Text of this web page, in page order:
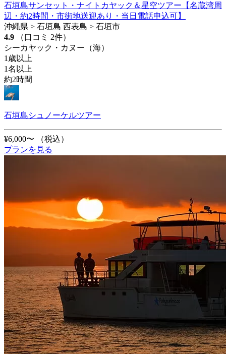
石垣島サンセット・ナイトカヤック＆星空ツアー【名蔵湾周
辺・約2時間・市街地送迎あり・当日電話申込可】
沖縄県 > 石垣島 西表島 > 石垣市
4.9
（口コミ 2件）
シーカヤック・カヌー（海）
1歳以上
1名以上
約2時間
石垣島シュノーケルツアー
¥6,000〜
（税込）
プランを見る